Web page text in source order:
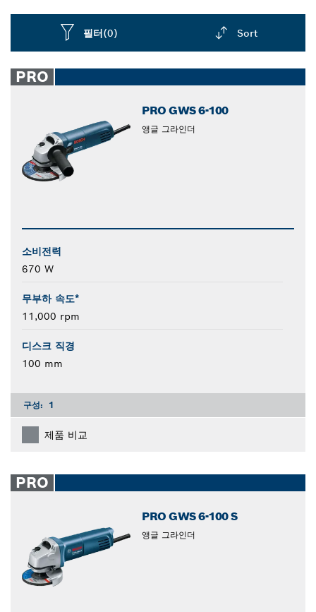
필터(0) Sort
closed
PRO
PRO GWS 6-100
앵글 그라인더
소비전력
670 W
무부하 속도*
11,000 rpm
디스크 직경
100 mm
구성: 1
제품 비교
PRO
PRO GWS 6-100 S
앵글 그라인더